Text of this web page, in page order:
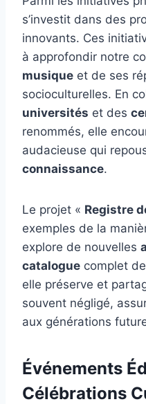
s’investit dans des
innovants. Ces
à approfondir notre
musique et de ses
socioculturelles. En
universités et des
renommés, elle
audacieuse qui
connaissance.
Le projet « Registre
exemples de la
explore de nouvelles
catalogue complet de
elle préserve et
souvent négligé,
aux générations
Événements
Célébrations